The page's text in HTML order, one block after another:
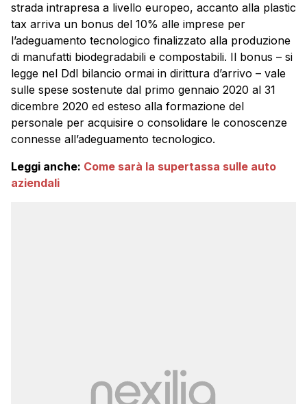
strada intrapresa a livello europeo, accanto alla plastic
tax arriva un bonus del 10% alle imprese per
l’adeguamento tecnologico finalizzato alla produzione
di manufatti biodegradabili e compostabili. Il bonus – si
legge nel Ddl bilancio ormai in dirittura d’arrivo – vale
sulle spese sostenute dal primo gennaio 2020 al 31
dicembre 2020 ed esteso alla formazione del
personale per acquisire o consolidare le conoscenze
connesse all’adeguamento tecnologico.
Leggi anche: Come sarà la supertassa sulle auto
aziendali